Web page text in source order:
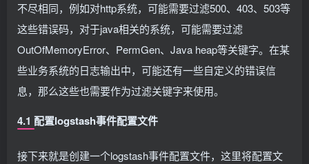
不尽相同，例如对http系统，可能需要过滤500、403、503等
这些错误码，对于java相关的系统，可能需要过滤
OutOfMemoryError、PermGen、Java heap等关键字。在某
些业务系统的日志输出中，可能还有一些自定义的错误信
息，那么这些也需要作为过滤关键字来使用。
4.1 配置logstash事件配置文件
接下来就是创建一个logstash事件配置文件，这里将配置文